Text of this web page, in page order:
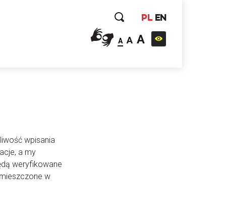
PL EN
A A A
wpisania
a my
weryfikowane
w